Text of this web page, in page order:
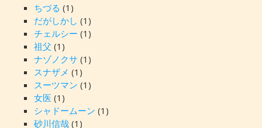
ちづる (1)
だがしかし (1)
チェルシー (1)
祖父 (1)
ナゾノクサ (1)
スナザメ (1)
スーツマン (1)
女医 (1)
シャドームーン (1)
砂川信哉(1)